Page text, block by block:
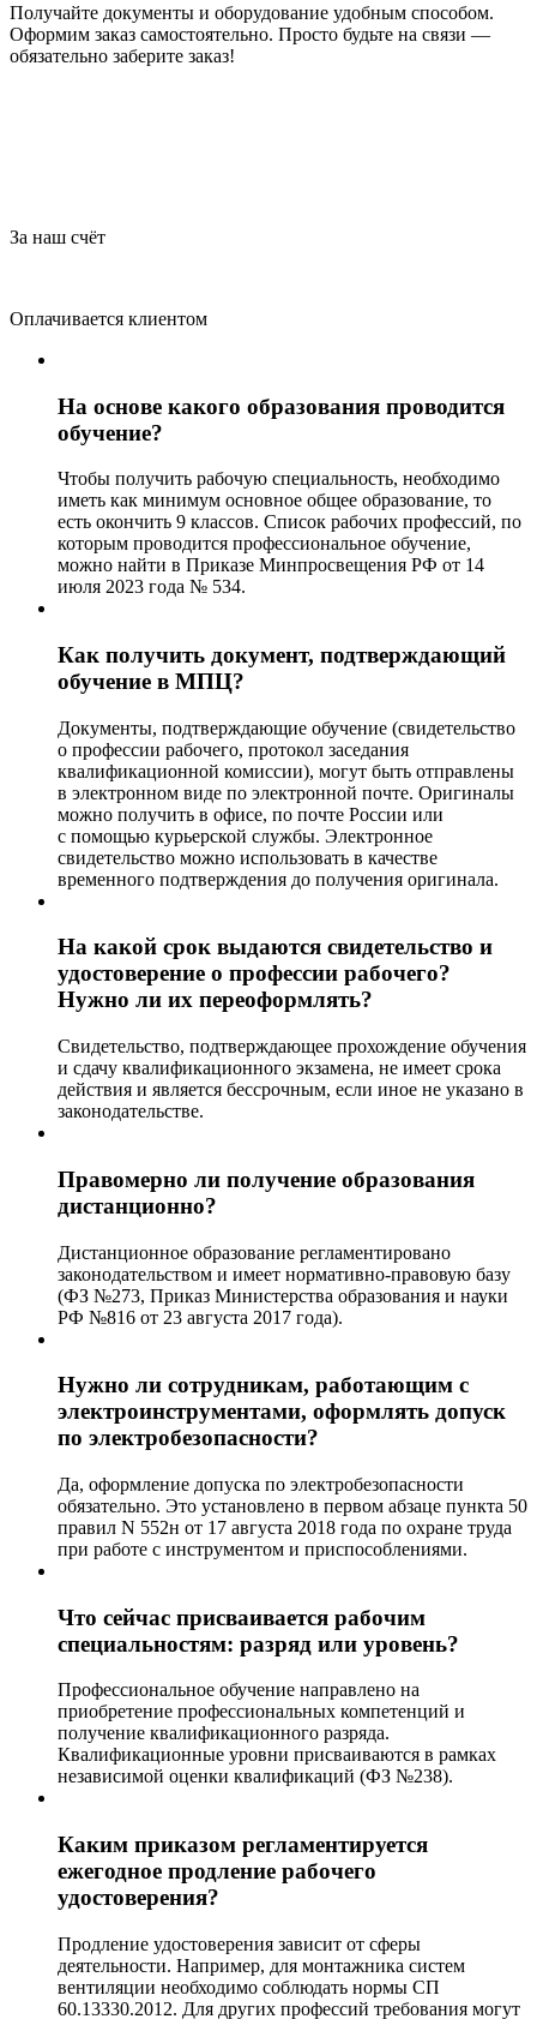
Получайте документы и оборудование удобным способом.
Оформим заказ самостоятельно. Просто будьте на связи —
обязательно заберите заказ!
За наш счёт
Оплачивается клиентом
На основе какого образования проводится
обучение?
Чтобы получить рабочую специальность, необходимо
иметь как минимум основное общее образование, то
есть окончить 9 классов. Список рабочих профессий, по
которым проводится профессиональное обучение,
можно найти в Приказе Минпросвещения РФ от 14
июля 2023 года № 534.
Как получить документ, подтверждающий
обучение в МПЦ?
Документы, подтверждающие обучение (свидетельство
о профессии рабочего, протокол заседания
квалификационной комиссии), могут быть отправлены
в электронном виде по электронной почте. Оригиналы
можно получить в офисе, по почте России или
с помощью курьерской службы. Электронное
свидетельство можно использовать в качестве
временного подтверждения до получения оригинала.
На какой срок выдаются свидетельство и
удостоверение о профессии рабочего?
Нужно ли их переоформлять?
Свидетельство, подтверждающее прохождение обучения
и сдачу квалификационного экзамена, не имеет срока
действия и является бессрочным, если иное не указано в
законодательстве.
Правомерно ли получение образования
дистанционно?
Дистанционное образование регламентировано
законодательством и имеет нормативно-правовую базу
(ФЗ №273, Приказ Министерства образования и науки
РФ №816 от 23 августа 2017 года).
Нужно ли сотрудникам, работающим с
электроинструментами, оформлять допуск
по электробезопасности?
Да, оформление допуска по электробезопасности
обязательно. Это установлено в первом абзаце пункта 50
правил N 552н от 17 августа 2018 года по охране труда
при работе с инструментом и приспособлениями.
Что сейчас присваивается рабочим
специальностям: разряд или уровень?
Профессиональное обучение направлено на
приобретение профессиональных компетенций и
получение квалификационного разряда.
Квалификационные уровни присваиваются в рамках
независимой оценки квалификаций (ФЗ №238).
Каким приказом регламентируется
ежегодное продление рабочего
удостоверения?
Продление удостоверения зависит от сферы
деятельности. Например, для монтажника систем
вентиляции необходимо соблюдать нормы СП
60.13330.2012. Для других профессий требования могут